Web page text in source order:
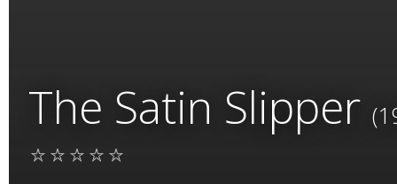
The Satin Slipper